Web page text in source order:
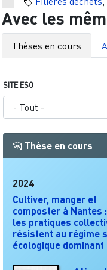
Avec les
Thèses en cours
SITE ESO
Thèse en cours
2024
Cultiver, manger et
composter à Nantes
les pratiques
résistent au régime
écologique dominant